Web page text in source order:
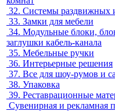
32. Системы раздвижных
33. Замки для мебели
34. Модульные блоки,
заглушки кабель-канала
35. Мебельные ручки
36. Интерьерные решения
37. Все для шоу-румов и
38. Упаковка
39. Реставрационные
Сувенирная и рекламная